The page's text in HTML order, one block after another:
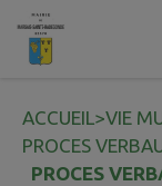
Contenu
ACCUEIL>VIE
PROCES
PROCES